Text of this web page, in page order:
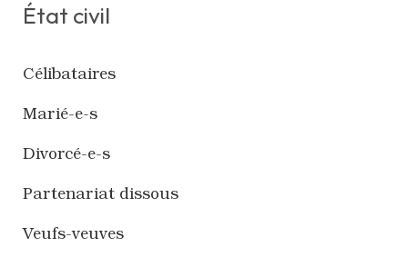
État civil
Célibataires
Marié-e-s
Divorcé-e-s
Partenariat dissous
Veufs-veuves